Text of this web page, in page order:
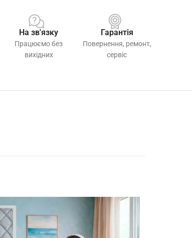
На зв'язку
Працюємо без
вихідних
Гарантія
Повернення, ремонт,
сервіс